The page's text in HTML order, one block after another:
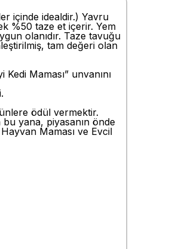
içinde idealdir.) Yavru
%50 taze et içerir. Yem
olanıdır. Taze tavuğu
tam değeri olan
Maması” unvanını
ödül vermektir.
bu yana, piyasanın önde
Maması ve Evcil